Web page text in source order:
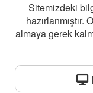
Sitemizdeki
almaya gerek